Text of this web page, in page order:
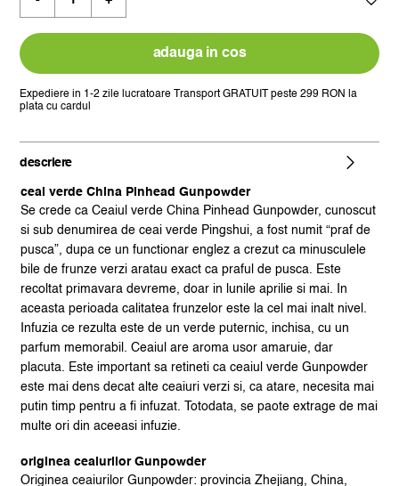
verde
gunpowder
adauga in cos
Expediere in 1-2 zile lucratoare Transport GRATUIT peste 299 RON la
plata cu cardul
descriere
ceai verde China Pinhead Gunpowder
Se crede ca Ceaiul verde China Pinhead Gunpowder, cunoscut
si sub denumirea de ceai verde Pingshui, a fost numit “praf de
pusca”, dupa ce un functionar englez a crezut ca minusculele
bile de frunze verzi aratau exact ca praful de pusca. Este
recoltat primavara devreme, doar in lunile aprilie si mai. In
aceasta perioada calitatea frunzelor este la cel mai inalt nivel.
Infuzia ce rezulta este de un verde puternic, inchisa, cu un
parfum memorabil. Ceaiul are aroma usor amaruie, dar
placuta. Este important sa retineti ca ceaiul verde Gunpowder
este mai dens decat alte ceaiuri verzi si, ca atare, necesita mai
putin timp pentru a fi infuzat. Totodata, se paote extrage de mai
multe ori din aceeasi infuzie.
originea ceaiurilor Gunpowder
Originea ceaiurilor Gunpowder: provincia Zhejiang, China,